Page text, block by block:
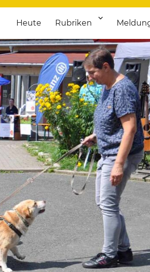
für
Termine von Kultur bis Sport, von Theater
Heute Rubriken